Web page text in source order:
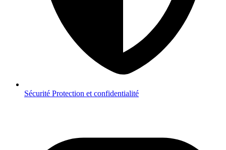
Sécurité Protection et confidentialité